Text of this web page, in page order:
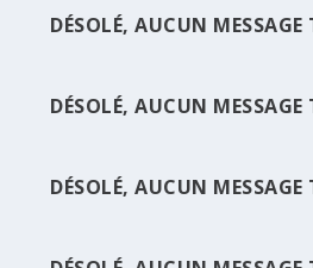
DÉSOLÉ, AUCUN MESSAGE
DÉSOLÉ, AUCUN MESSAGE
DÉSOLÉ, AUCUN MESSAGE